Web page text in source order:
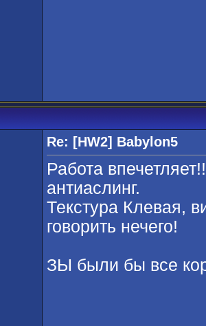
Re: [HW2] Babylon5
Работа
антиаслинг.
Текстура Клевая,
говорить нечего!
ЗЫ были бы все